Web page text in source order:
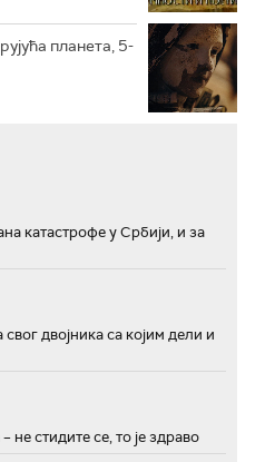
планета, 5-
катастрофе у Србији, и за
двојника са којим дели и
не стидите се, то је здраво